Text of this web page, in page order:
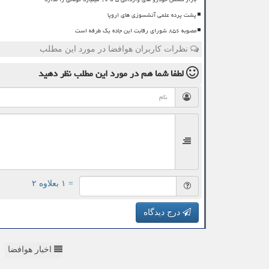
پشت پرده علمی آتشسوزی های اروپا
مصوبه ۸۵۶ شورای رقابت این جاده یک طرفه است
نظرات کاربران هوافضا در مورد این مطلب
لطفا شما همدر مورد این مطلبنظر دهید
= ۱ بعلاوه ۲
درج دیدگاه
اخبار هوافضا